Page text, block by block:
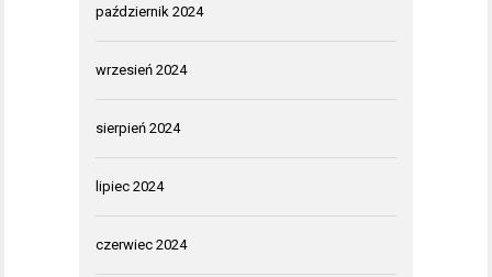
październik 2024
wrzesień 2024
sierpień 2024
lipiec 2024
czerwiec 2024